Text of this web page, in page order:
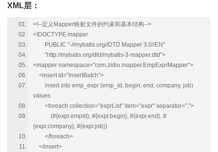
XML层：
<!--定义Mapper映射文件的约束和基本结构-->
<!DOCTYPE mapper
PUBLIC "-//mybatis.org//DTD Mapper 3.0//EN"
"http://mybatis.org/dtd/mybatis-3-mapper.dtd">
<mapper namespace="com.zidiu.mapper.EmpExprMapper">
<insert id="insertBatch">
insert into emp_expr (emp_id, begin, end, company, job)
values
<foreach collection="exprList" item="expr" separator=",">
(#{expr.empId}, #{expr.begin}, #{expr.end}, #
{expr.company}, #{expr.job})
</foreach>
</insert>